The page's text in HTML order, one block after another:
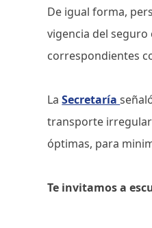
De igual forma,
vigencia del
correspondientes
LaSecretaría
transporte irregular
óptimas, para
Te invitamos a